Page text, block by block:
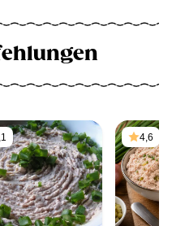
4,6